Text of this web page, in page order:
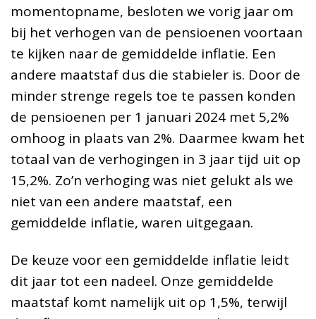
momentopname, besloten we vorig jaar om
bij het verhogen van de pensioenen voortaan
te kijken naar de gemiddelde inflatie. Een
andere maatstaf dus die stabieler is. Door de
minder strenge regels toe te passen konden
de pensioenen per 1 januari 2024 met 5,2%
omhoog in plaats van 2%. Daarmee kwam het
totaal van de verhogingen in 3 jaar tijd uit op
15,2%. Zo’n verhoging was niet gelukt als we
niet van een andere maatstaf, een
gemiddelde inflatie, waren uitgegaan.
De keuze voor een gemiddelde inflatie leidt
dit jaar tot een nadeel. Onze gemiddelde
maatstaf komt namelijk uit op 1,5%, terwijl